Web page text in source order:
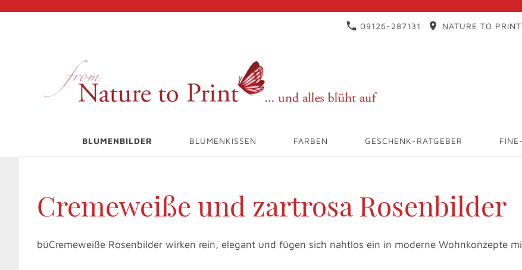
09126-287131 NATURE TO
BLUMENBILDER BLUMENKISSEN FARBEN GESCHENK-RATGEBER
Cremeweiße und zartrosa Rosenbilder
büCremeweiße Rosenbilder wirken rein, elegant und fügen sich nahtlos ein in moderne Wohnkonzepte